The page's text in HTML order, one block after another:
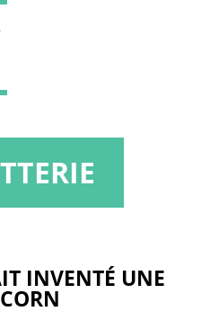
INVENTÉ UNE